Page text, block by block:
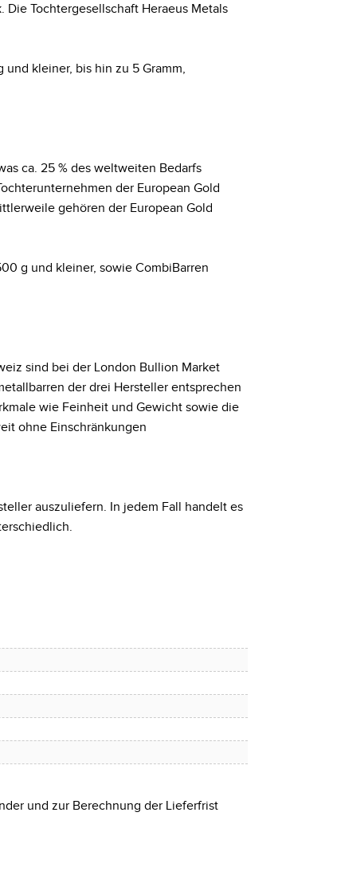
Tochtergesellschaft Heraeus Metals
und kleiner, bis hin zu 5 Gramm,
ca. 25 % des weltweiten Bedarfs
der European Gold
gehören der European Gold
g und kleiner, sowie CombiBarren
sind bei der London Bullion Market
der drei Hersteller entsprechen
wie Feinheit und Gewicht sowie die
ohne Einschränkungen
auszuliefern. In jedem Fall handelt es
und zur Berechnung der Lieferfrist